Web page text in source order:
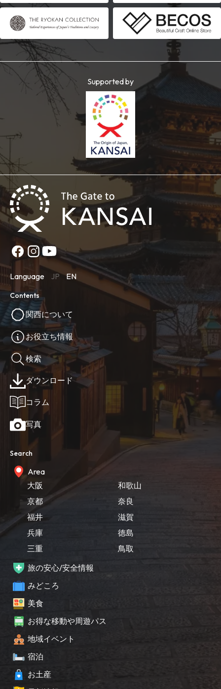
Supported by
Language JP EN
Contents
関西について
お役立ち情報
検索
ダウンロード
コラム
写真
Search
Area
大阪
京都
福井
兵庫
三重
和歌山
奈良
滋賀
徳島
鳥取
旅の安心/安全情報
みどころ
美食
お得な移動や周遊パス
地域イベント
宿泊
お土産